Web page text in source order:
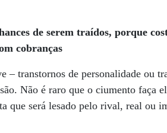
de serem traídos, porque
cobranças
– transtornos de personalidade ou
Não é raro que o ciumento faça
que será lesado pelo rival, real ou